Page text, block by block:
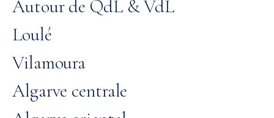
Autour de QdL & VdL
Loulé
Vilamoura
Algarve centrale